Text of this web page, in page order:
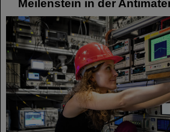
Meilenstein in der